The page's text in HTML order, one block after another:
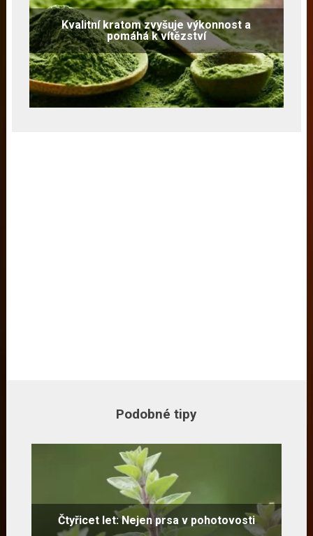
Kvalitní kratom zvyšuje výkonnost a
pomáhá k vítězství
Podobné tipy
Čtyřicet let: Nejen prsa v pohotovosti